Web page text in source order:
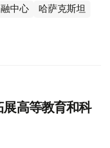
中心 哈萨克斯坦
高等教育和科